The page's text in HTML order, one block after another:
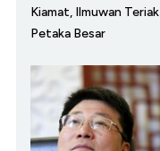
Kiamat, Ilmuwan Teriak
Petaka Besar